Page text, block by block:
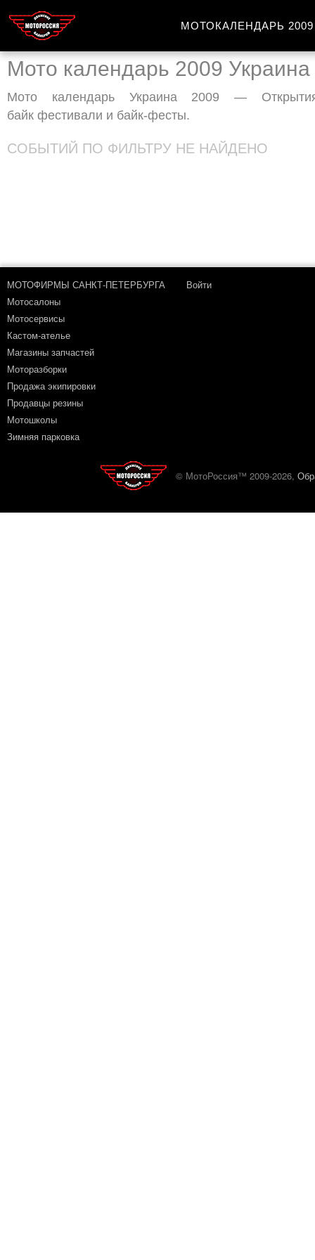
МОТОКАЛЕНДАРЬ 2009
Мото календарь 2009 Украина
Мото календарь Украина 2009 —
байк фестивали и байк-фесты.
СОБЫТИЙ ПО ФИЛЬТРУ НЕ НАЙДЕНО
МОТОФИРМЫ САНКТ-ПЕТЕРБУРГА
Мотосалоны
Мотосервисы
Кастом-ателье
Магазины запчастей
Моторазборки
Продажа экипировки
Продавцы резины
Мотошколы
Зимняя парковка
Войти
© МотоРоссия™ 2009-2026,